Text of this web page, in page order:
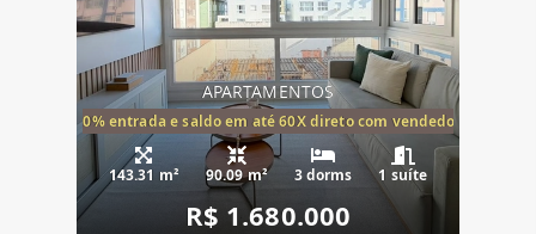
APARTAMENTOS
20% entrada e saldo em até 60X direto com vendedor
143.31 m² 90.09 m² 3 dorms 1 suíte
R$ 1.680.000